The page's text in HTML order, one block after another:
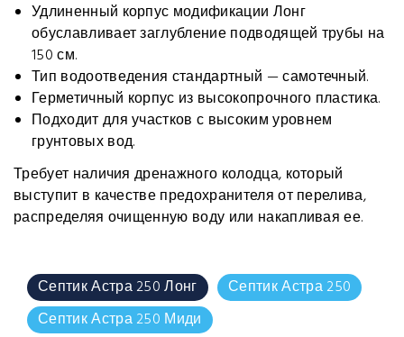
Удлиненный корпус модификации Лонг
обуславливает заглубление подводящей трубы на
150 см.
Тип водоотведения стандартный — самотечный.
Герметичный корпус из высокопрочного пластика.
Подходит для участков с высоким уровнем
грунтовых вод.
Требует наличия дренажного колодца, который
выступит в качестве предохранителя от перелива,
распределяя очищенную воду или накапливая ее.
Септик Астра 250 Лонг
Септик Астра 250
Септик Астра 250 Миди